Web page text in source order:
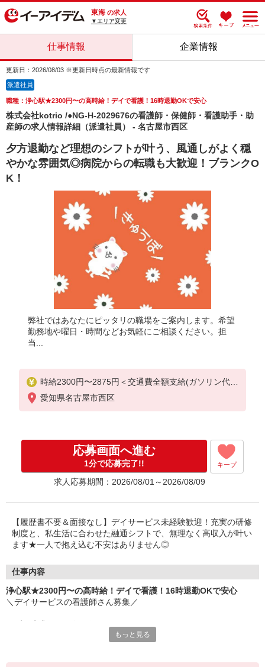
東海 の求人
▼エリア変更
仕事情報 企業情報
更新日：2026/08/03 ※更新日時点の最新情報です
派遣社員
職種：浄心駅★2300円〜の高時給！デイで看護！16時退勤OKで安心
株式会社kotrio /●NG-H-2029676の看護師・保健師・看護助手・助
産師の求人情報詳細（派遣社員） - 名古屋市西区
夕方退勤など理想のシフトが叶う、風通しがよく穏
やかな雰囲気◎病院からの転職も大歓迎！ブランクO
K！
弊社ではあなたにピッタリの職場をご案内します。希望
勤務地や曜日・時間などお気軽にご相談ください。担
当...
時給2300円〜2875円＜交通費全額支給(ガソリン代含
む)/日払い可/週払い可＞
愛知県名古屋市西区
応募画面へ進む
1分で応募完了!! キープ
求人応募期間：2026/08/01～2026/08/09
【履歴書不要＆面接なし】デイサービス未経験歓迎！充実の研修
制度と、私生活に合わせた融通シフトで、無理なく高収入が叶い
ます★一人で抱え込む不安はありません◎
仕事内容
浄心駅★2300円〜の高時給！デイで看護！16時退勤OKで安心
＼デイサービスの看護師さん募集／
もっと見る